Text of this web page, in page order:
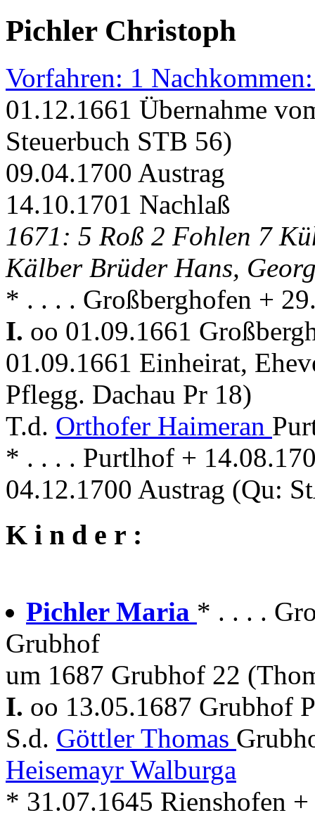
Pichler Christoph
Vorfahren: 1
01.12.1661 Übernahme
Steuerbuch STB 56)
09.04.1700 Austrag
14.10.1701 Nachlaß
1671: 5 Roß 2 Fohlen 7
Kälber Brüder Hans,
* . . . . Großberghofen +
I. oo 01.09.1661
01.09.1661 Einheirat,
Pflegg. Dachau Pr 18)
T.d. Orthofer Haimeran
* . . . . Purtlhof +
04.12.1700 Austrag (Qu:
K i n d e r :
Pichler Maria * . . . .
Grubhof
um 1687 Grubhof 22
I. oo 13.05.1687 Grubhof
S.d. Göttler Thomas
Heisemayr Walburga
* 31.07.1645 Rienshofen